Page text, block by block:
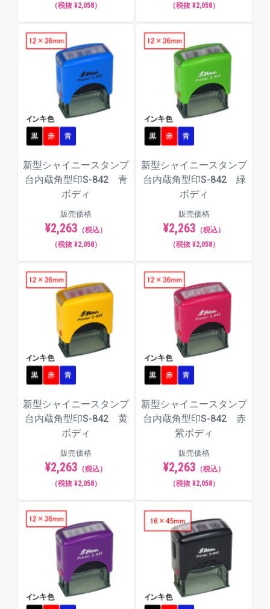
印面サンプル
一般的なものから個性的なものまで、全7種類のフォ
ント（書体）からお選びいただけます。
明朝体
角ゴシック体
丸ゴシック体
毛筆体
ポップ体
（税抜 ¥2,058）
（税抜 ¥2,058）
新型シャイニースタンプ
台内蔵角型印S-842 青
ボディ
販売価格
¥2,263 （税込）
（税抜 ¥2,058）
新型シャイニースタンプ
台内蔵角型印S-842 緑
ボディ
販売価格
¥2,263 （税込）
（税抜 ¥2,058）
新型シャイニースタンプ
台内蔵角型印S-842 黄
ボディ
販売価格
¥2,263 （税込）
（税抜 ¥2,058）
新型シャイニースタンプ
台内蔵角型印S-842 赤
紫ボディ
販売価格
¥2,263 （税込）
（税抜 ¥2,058）